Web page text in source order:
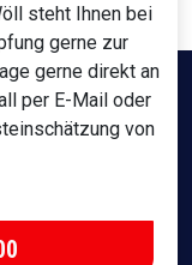
steht Ihnen bei
gerne zur
gerne direkt an
per E-Mail oder
von